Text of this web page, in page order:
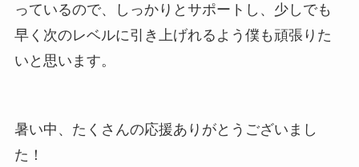
っているので、しっかりとサポートし、少しでも
早く次のレベルに引き上げれるよう僕も頑張りた
いと思います。
暑い中、たくさんの応援ありがとうございまし
た！